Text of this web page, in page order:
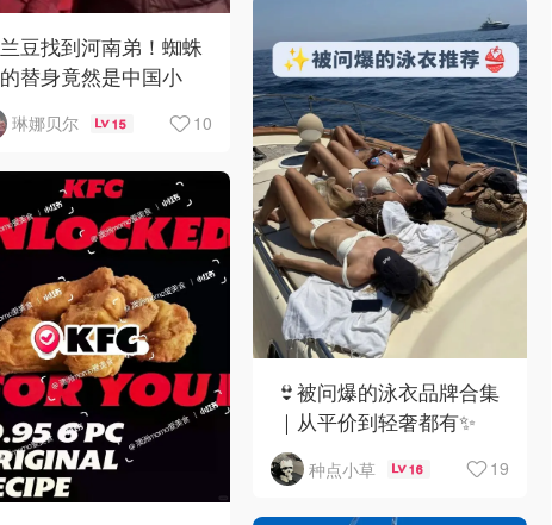
豆找到河南弟！蜘蛛
替身竟然是中国小
！
琳娜贝尔 15 10
👙被问爆的泳衣品牌合集
｜从平价到轻奢都有✨
种点小草 16 19